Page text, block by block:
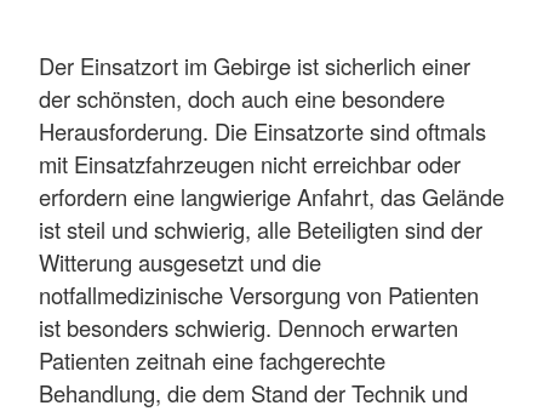
Der Einsatzort im Gebirge ist sicherlich einer
der schönsten, doch auch eine besondere
Herausforderung. Die Einsatzorte sind oftmals
mit Einsatzfahrzeugen nicht erreichbar oder
erfordern eine langwierige Anfahrt, das Gelände
ist steil und schwierig, alle Beteiligten sind der
Witterung ausgesetzt und die
notfallmedizinische Versorgung von Patienten
ist besonders schwierig. Dennoch erwarten
Patienten zeitnah eine fachgerechte
Behandlung, die dem Stand der Technik und